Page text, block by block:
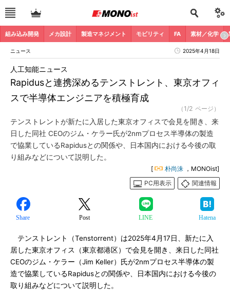
組み込み開発 メカ設計 製造マネジメント モビリティ FA 素材／化学
ニュース 2025年4月18日
Rapidusと連携深めるテンストレント、東京オフィ
スで半導体エンジニアを積極育成
人工知能ニュース
（1/2 ページ）
テンストレントが新たに入居した東京オフィスで会見を開き、来
日した同社 CEOのジム・ケラー氏が2nmプロセス半導体の製造
で協業しているRapidusとの関係や、日本国内における今後の取
り組みなどについて説明した。
[ 朴尚洙 ，MONOist]
PC用表示
関連情報
Share Post LINE Hatena
テンストレント（Tenstorrent）は2025年4月17日、新たに入
居した東京オフィス（東京都港区）で会見を開き、来日した同社
CEOのジム・ケラー（Jim Keller）氏が2nmプロセス半導体の製
造で協業しているRapidusとの関係や、日本国内における今後の
取り組みなどについて説明した。